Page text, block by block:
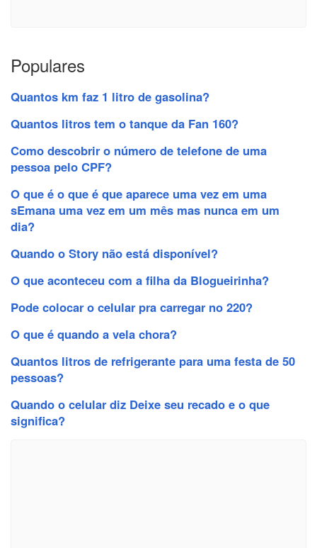
Populares
Quantos km faz 1 litro de gasolina?
Quantos litros tem o tanque da Fan 160?
Como descobrir o número de telefone de uma
pessoa pelo CPF?
O que é o que é que aparece uma vez em uma
sEmana uma vez em um mês mas nunca em um
dia?
Quando o Story não está disponível?
O que aconteceu com a filha da Blogueirinha?
Pode colocar o celular pra carregar no 220?
O que é quando a vela chora?
Quantos litros de refrigerante para uma festa de 50
pessoas?
Quando o celular diz Deixe seu recado e o que
significa?